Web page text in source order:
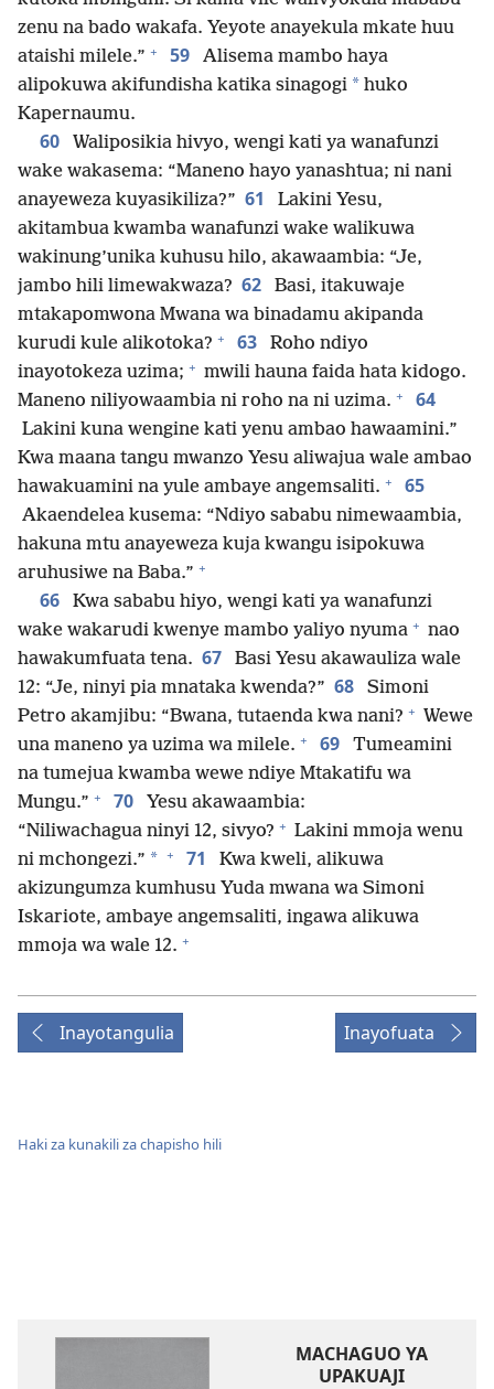
zenu na bado wakafa. Yeyote anayekula mkate huu
ataishi milele.” + 59
Alisema mambo haya
alipokuwa akifundisha katika sinagogi * huko
Kapernaumu.
60
Waliposikia hivyo, wengi kati ya wanafunzi
wake wakasema: “Maneno hayo yanashtua; ni nani
anayeweza kuyasikiliza?” 61
Lakini Yesu,
akitambua kwamba wanafunzi wake walikuwa
wakinung’unika kuhusu hilo, akawaambia: “Je,
jambo hili limewakwaza? 62
Basi, itakuwaje
mtakapomwona Mwana wa binadamu akipanda
kurudi kule alikotoka? + 63
Roho ndiyo
inayotokeza uzima; + mwili hauna faida hata kidogo.
Maneno niliyowaambia ni roho na ni uzima. + 64
Lakini kuna wengine kati yenu ambao hawaamini.”
Kwa maana tangu mwanzo Yesu aliwajua wale ambao
hawakuamini na yule ambaye angemsaliti. + 65
Akaendelea kusema: “Ndiyo sababu nimewaambia,
hakuna mtu anayeweza kuja kwangu isipokuwa
aruhusiwe na Baba.” +
66
Kwa sababu hiyo, wengi kati ya wanafunzi
wake wakarudi kwenye mambo yaliyo nyuma + nao
hawakumfuata tena. 67
Basi Yesu akawauliza wale
12: “Je, ninyi pia mnataka kwenda?” 68
Simoni
Petro akamjibu: “Bwana, tutaenda kwa nani? + Wewe
una maneno ya uzima wa milele. + 69
Tumeamini
na tumejua kwamba wewe ndiye Mtakatifu wa
Mungu.” + 70
Yesu akawaambia:
“Niliwachagua ninyi 12, sivyo? + Lakini mmoja wenu
ni mchongezi.” * + 71
Kwa kweli, alikuwa
akizungumza kumhusu Yuda mwana wa Simoni
Iskariote, ambaye angemsaliti, ingawa alikuwa
mmoja wa wale 12. +
Inayotangulia Inayofuata
Haki za kunakili za chapisho hili
MACHAGUO YA
UPAKUAJI